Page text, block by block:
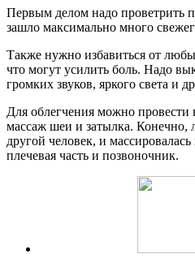
Первым делом надо проветрить
зашло максимально много
Также нужно избавиться от
что могут усилить боль. Надо
громких звуков, яркого света и
Для облегчения можно провести
массаж шеи и затылка. Конечно,
другой человек, и
плечевая часть и позвоночник.